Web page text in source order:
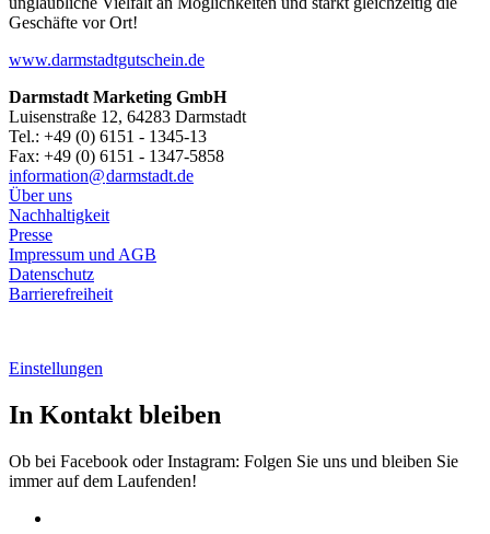
Geschäfte vor Ort!
www.darmstadtgutschein.de
Darmstadt Marketing GmbH
Luisenstraße 12, 64283 Darmstadt
Tel.: +49 (0) 6151 - 1345-13
Fax: +49 (0) 6151 - 1347-5858
information@darmstadt.de
Über uns
Nachhaltigkeit
Presse
Impressum und AGB
Datenschutz
Barrierefreiheit
Einstellungen
In Kontakt bleiben
Ob bei Facebook oder Instagram: Folgen Sie uns und bleiben Sie
immer auf dem Laufenden!